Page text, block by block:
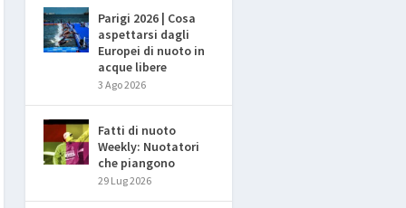
Parigi 2026 | Cosa
aspettarsi dagli
Europei di nuoto in
acque libere
3 Ago 2026
Fatti di nuoto
Weekly: Nuotatori
che piangono
29 Lug 2026